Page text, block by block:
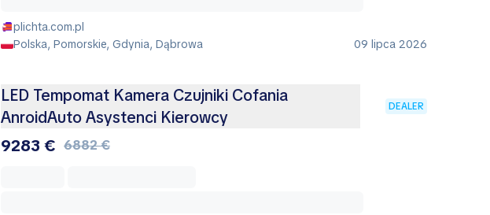
plichta.com.pl
Polska, Pomorskie, Gdynia, Dąbrowa
09 lipca 2026
LED Tempomat Kamera Czujniki Cofania
AnroidAuto Asystenci Kierowcy
DEALER
9283 € 6882 €